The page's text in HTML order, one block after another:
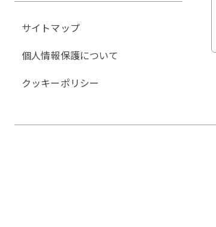
サイトマップ
個人情報保護について
クッキーポリシー